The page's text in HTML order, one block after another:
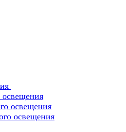
освещения
освещения
освещения